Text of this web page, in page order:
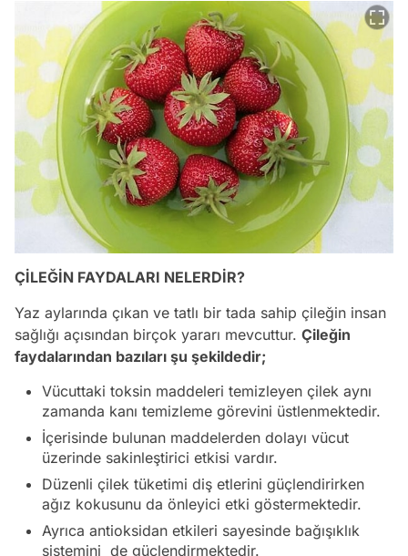
ÇİLEĞİN FAYDALARI NELERDİR?
Yaz aylarında çıkan ve tatlı bir tada sahip çileğin insan
sağlığı açısından birçok yararı mevcuttur. Çileğin
faydalarından bazıları şu şekildedir;
Vücuttaki toksin maddeleri temizleyen çilek aynı
zamanda kanı temizleme görevini üstlenmektedir.
İçerisinde bulunan maddelerden dolayı vücut
üzerinde sakinleştirici etkisi vardır.
Düzenli çilek tüketimi diş etlerini güçlendirirken
ağız kokusunu da önleyici etki göstermektedir.
Ayrıca antioksidan etkileri sayesinde bağışıklık
sistemini de güçlendirmektedir.